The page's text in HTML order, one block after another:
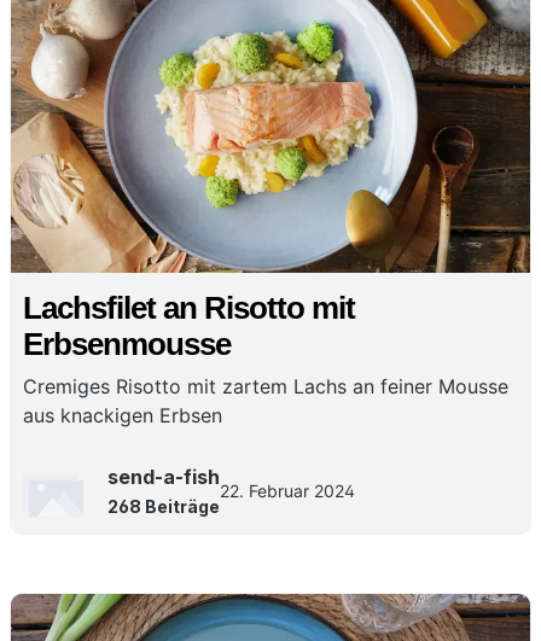
Lachsfilet an Risotto mit
Erbsenmousse
Cremiges Risotto mit zartem Lachs an feiner Mousse
aus knackigen Erbsen
send-a-fish
268 Beiträge
22. Februar 2024